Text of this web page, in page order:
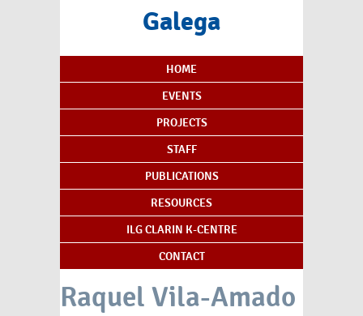
Galega
Content Index
HOME
EVENTS
PROJECTS
STAFF
PUBLICATIONS
RESOURCES
ILG CLARIN K-CENTRE
CONTACT
Raquel Vila-Amado